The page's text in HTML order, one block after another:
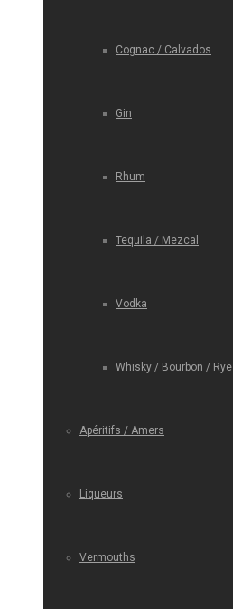
Cognac / Calvados
Gin
Rhum
Tequila / Mezcal
Vodka
Whisky / Bourbon / Rye
Apéritifs / Amers
Liqueurs
Vermouths